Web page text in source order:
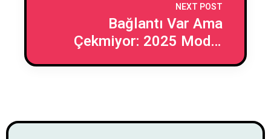
NEXT POST
Bağlantı Var Ama
Çekmiyor: 2025 Model
İnsan İlişkileri